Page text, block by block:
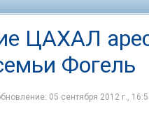
ЦАХАЛ
Фогель
05 сентября 2012 г.,